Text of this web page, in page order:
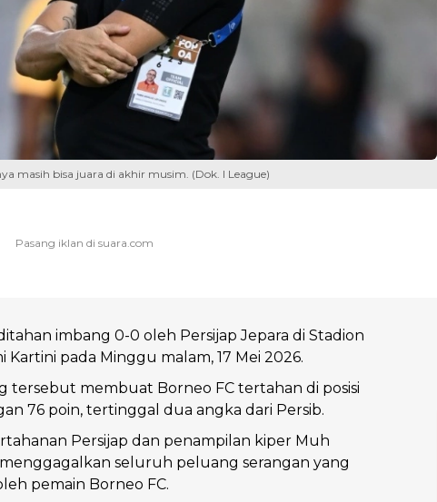
masih bisa juara di akhir musim. (Dok. I League)
imbang 0-0 oleh Persijap Jepara di Stadion
Kartini pada Minggu malam, 17 Mei 2026.
tersebut membuat Borneo FC tertahan di posisi
76 poin, tertinggal dua angka dari Persib.
Persijap dan penampilan kiper Muh
seluruh peluang serangan yang
pemain Borneo FC.